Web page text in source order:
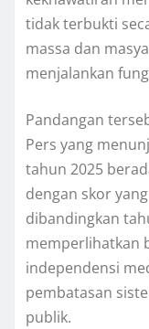
tidak terbukti
massa dan
menjalankan
Pandangan
Pers yang
tahun 2025
dengan skor
dibandingkan
memperlihatkan
independensi
pembatasan
publik.